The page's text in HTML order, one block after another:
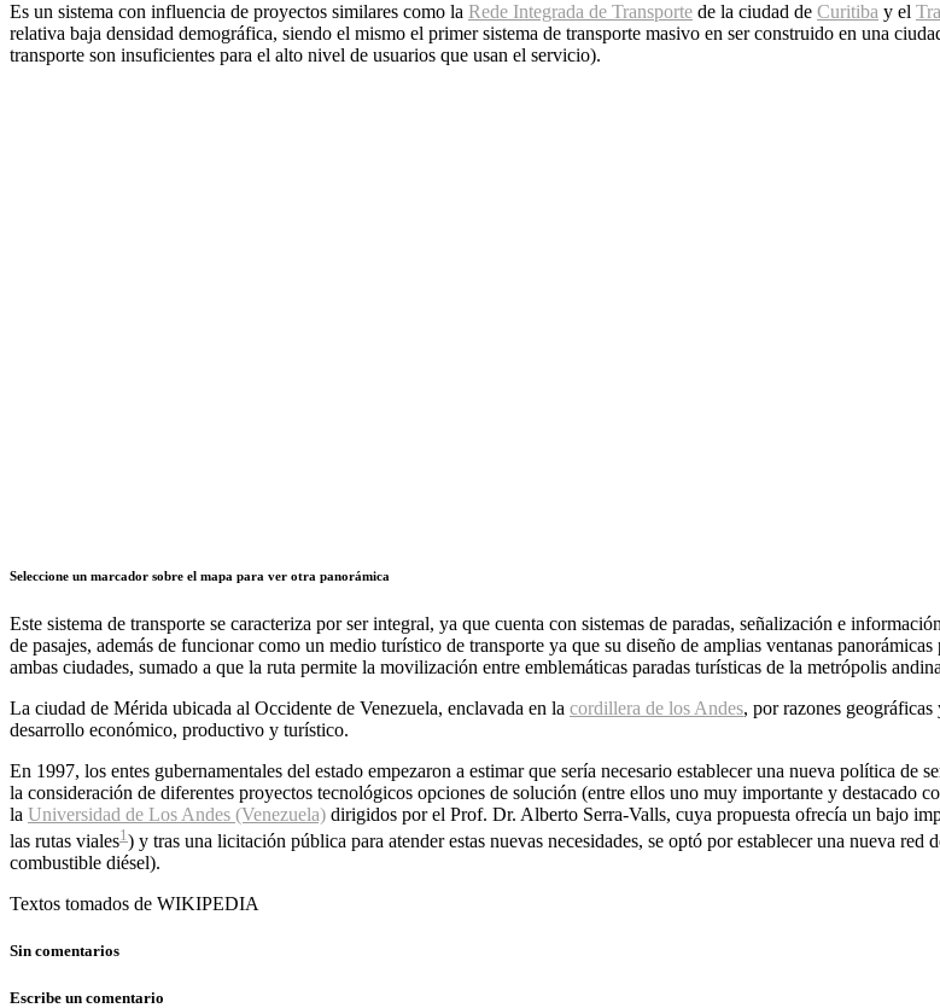
Es un sistema con influencia de proyectos similares como la Rede Integrada de Transporte de la ciudad de Curitiba y el
relativa baja densidad demográfica, siendo el mismo el primer sistema de transporte masivo en ser construido en una
transporte son insuficientes para el alto nivel de usuarios que usan el servicio).
Seleccione un marcador sobre el mapa para ver otra panorámica
Este sistema de transporte se caracteriza por ser integral, ya que cuenta con sistemas de paradas, señalización e
de pasajes, además de funcionar como un medio turístico de transporte ya que su diseño de amplias ventanas
ambas ciudades, sumado a que la ruta permite la movilización entre emblemáticas paradas turísticas de la metrópolis
La ciudad de Mérida ubicada al Occidente de Venezuela, enclavada en la cordillera de los Andes, por razones
desarrollo económico, productivo y turístico.
En 1997, los entes gubernamentales del estado empezaron a estimar que sería necesario establecer una nueva política
la consideración de diferentes proyectos tecnológicos opciones de solución (entre ellos uno muy importante y destacado
la Universidad de Los Andes (Venezuela) dirigidos por el Prof. Dr. Alberto Serra-Valls, cuya propuesta ofrecía un bajo
las rutas viales1 ​) y tras una licitación pública para atender estas nuevas necesidades, se optó por establecer una nueva
combustible diésel).
Textos tomados de WIKIPEDIA
Sin comentarios
Escribe un comentario